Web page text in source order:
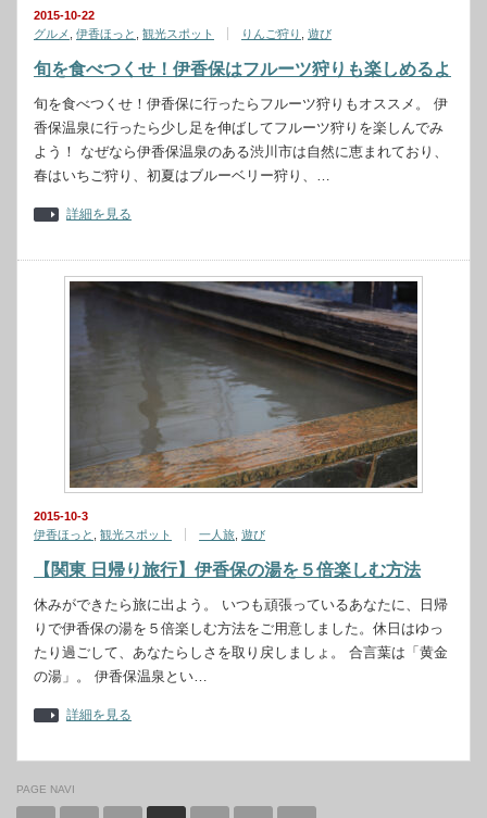
2015-10-22
グルメ
伊香ほっと 観光スポット りんご狩り 遊び
旬を食べつくせ！伊香保はフルーツ狩りも楽しめるよ
旬を食べつくせ！伊香保に行ったらフルーツ狩りもオススメ。 伊
香保温泉に行ったら少し足を伸ばしてフルーツ狩りを楽しんでみ
よう！ なぜなら伊香保温泉のある渋川市は自然に恵まれており、
春はいちご狩り、初夏はブルーベリー狩り、…
詳細を見る
2015-10-3
伊香ほっと
観光スポット 一人旅 遊び
【関東 日帰り旅行】伊香保の湯を５倍楽しむ方法
休みができたら旅に出よう。 いつも頑張っているあなたに、日帰
りで伊香保の湯を５倍楽しむ方法をご用意しました。休日はゆっ
たり過ごして、あなたらしさを取り戻しましょ。 合言葉は「黄金
の湯」。 伊香保温泉とい…
詳細を見る
PAGE NAVI